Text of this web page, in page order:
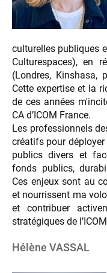
culturelles publiques
Culturespaces), en
(Londres, Kinshasa,
Cette expertise et la
de ces années
CA d’ICOM France.
Les professionnels
créatifs pour
publics divers et
fonds publics,
Ces enjeux sont au
et nourrissent ma
et contribuer
stratégiques de
Hélène VASSAL